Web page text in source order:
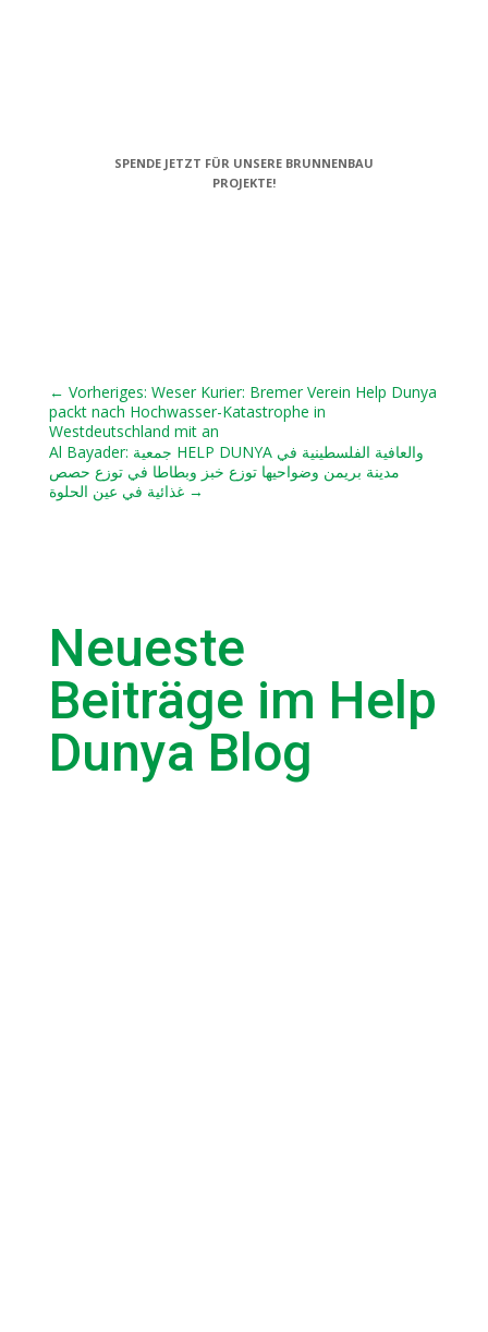
SPENDE JETZT FÜR UNSERE BRUNNENBAU
PROJEKTE!
← Vorheriges: Weser Kurier: Bremer Verein Help Dunya
packt nach Hochwasser-Katastrophe in
Westdeutschland mit an
Al Bayader: جمعية HELP DUNYA والعافية الفلسطينية في
مدينة بريمن وضواحيها توزع خبز وبطاطا في توزع حصص
غذائية في عين الحلوة→
Neueste
Beiträge im Help
Dunya Blog